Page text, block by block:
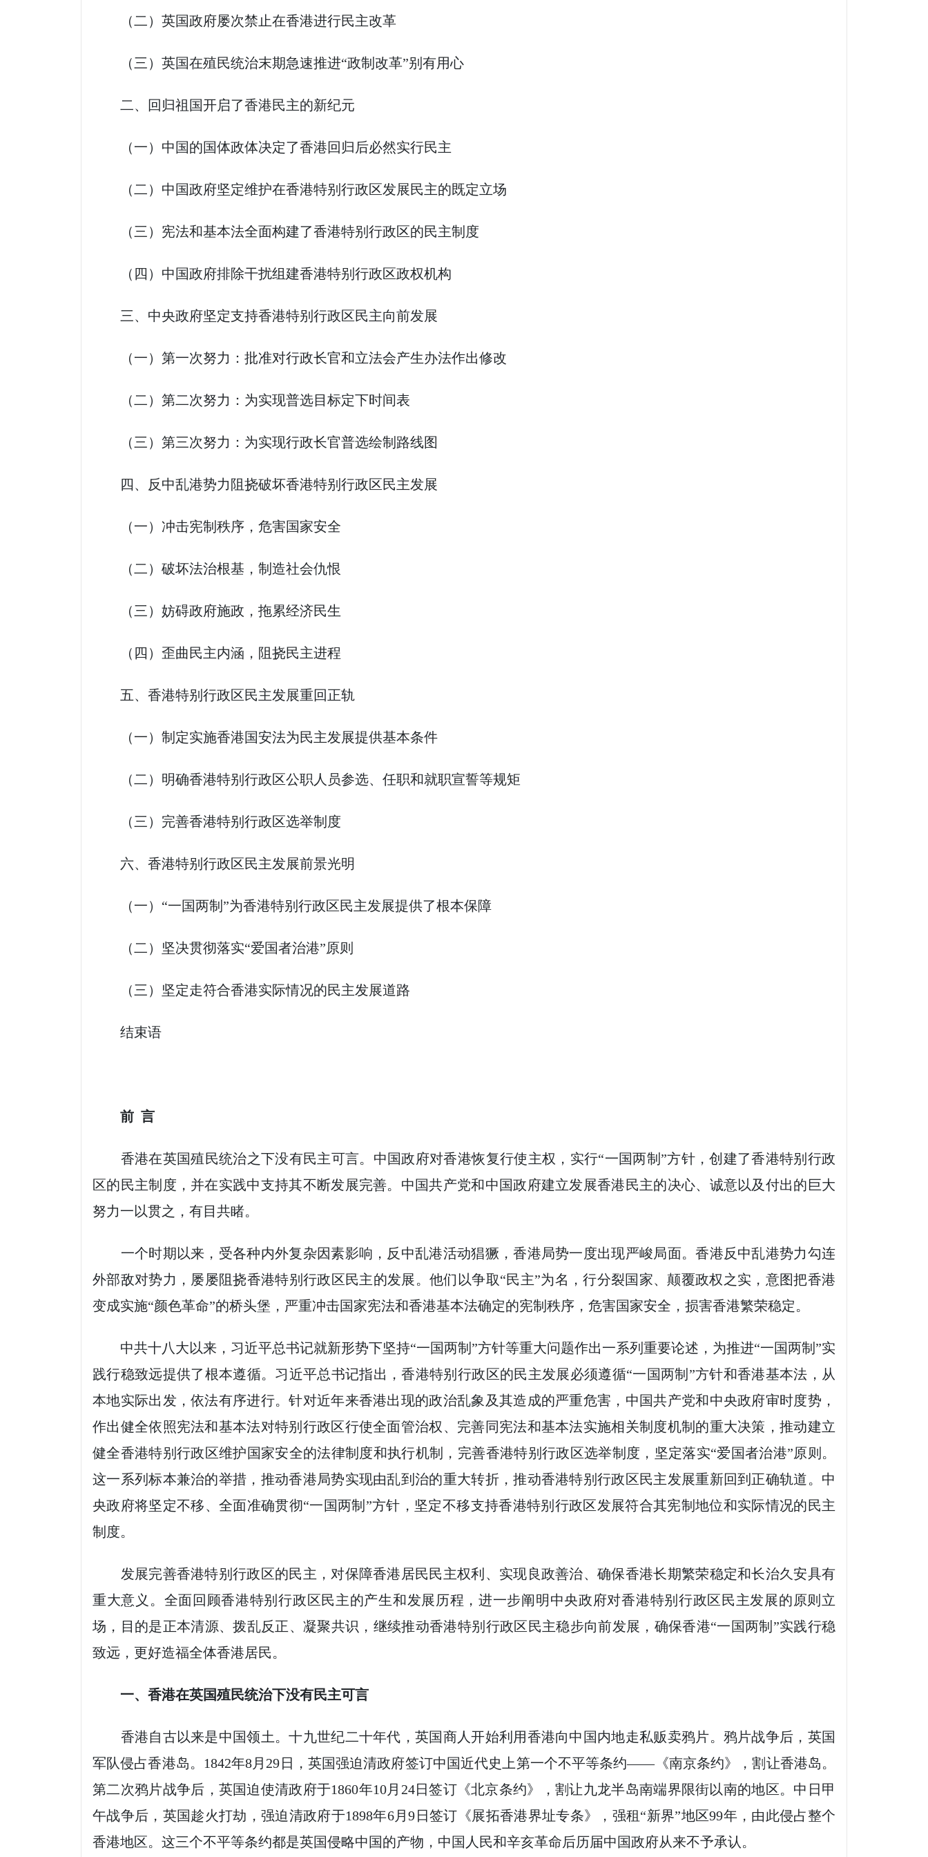
（二）英国政府屡次禁止在香港进行民主改革
（三）英国在殖民统治末期急速推进“政制改革”别有用心
二、回归祖国开启了香港民主的新纪元
（一）中国的国体政体决定了香港回归后必然实行民主
（二）中国政府坚定维护在香港特别行政区发展民主的既定立场
（三）宪法和基本法全面构建了香港特别行政区的民主制度
（四）中国政府排除干扰组建香港特别行政区政权机构
三、中央政府坚定支持香港特别行政区民主向前发展
（一）第一次努力：批准对行政长官和立法会产生办法作出修改
（二）第二次努力：为实现普选目标定下时间表
（三）第三次努力：为实现行政长官普选绘制路线图
四、反中乱港势力阻挠破坏香港特别行政区民主发展
（一）冲击宪制秩序，危害国家安全
（二）破坏法治根基，制造社会仇恨
（三）妨碍政府施政，拖累经济民生
（四）歪曲民主内涵，阻挠民主进程
五、香港特别行政区民主发展重回正轨
（一）制定实施香港国安法为民主发展提供基本条件
（二）明确香港特别行政区公职人员参选、任职和就职宣誓等规矩
（三）完善香港特别行政区选举制度
六、香港特别行政区民主发展前景光明
（一）“一国两制”为香港特别行政区民主发展提供了根本保障
（二）坚决贯彻落实“爱国者治港”原则
（三）坚定走符合香港实际情况的民主发展道路
结束语
前 言
香港在英国殖民统治之下没有民主可言。中国政府对香港恢复行使主权，实行“一国两制”方针，创建了香港特别行政
区的民主制度，并在实践中支持其不断发展完善。中国共产党和中国政府建立发展香港民主的决心、诚意以及付出的巨大
努力一以贯之，有目共睹。
一个时期以来，受各种内外复杂因素影响，反中乱港活动猖獗，香港局势一度出现严峻局面。香港反中乱港势力勾连
外部敌对势力，屡屡阻挠香港特别行政区民主的发展。他们以争取“民主”为名，行分裂国家、颠覆政权之实，意图把香港
变成实施“颜色革命”的桥头堡，严重冲击国家宪法和香港基本法确定的宪制秩序，危害国家安全，损害香港繁荣稳定。
中共十八大以来，习近平总书记就新形势下坚持“一国两制”方针等重大问题作出一系列重要论述，为推进“一国两制”实
践行稳致远提供了根本遵循。习近平总书记指出，香港特别行政区的民主发展必须遵循“一国两制”方针和香港基本法，从
本地实际出发，依法有序进行。针对近年来香港出现的政治乱象及其造成的严重危害，中国共产党和中央政府审时度势，
作出健全依照宪法和基本法对特别行政区行使全面管治权、完善同宪法和基本法实施相关制度机制的重大决策，推动建立
健全香港特别行政区维护国家安全的法律制度和执行机制，完善香港特别行政区选举制度，坚定落实“爱国者治港”原则。
这一系列标本兼治的举措，推动香港局势实现由乱到治的重大转折，推动香港特别行政区民主发展重新回到正确轨道。中
央政府将坚定不移、全面准确贯彻“一国两制”方针，坚定不移支持香港特别行政区发展符合其宪制地位和实际情况的民主
制度。
发展完善香港特别行政区的民主，对保障香港居民民主权利、实现良政善治、确保香港长期繁荣稳定和长治久安具有
重大意义。全面回顾香港特别行政区民主的产生和发展历程，进一步阐明中央政府对香港特别行政区民主发展的原则立
场，目的是正本清源、拨乱反正、凝聚共识，继续推动香港特别行政区民主稳步向前发展，确保香港“一国两制”实践行稳
致远，更好造福全体香港居民。
一、香港在英国殖民统治下没有民主可言
香港自古以来是中国领土。十九世纪二十年代，英国商人开始利用香港向中国内地走私贩卖鸦片。鸦片战争后，英国
军队侵占香港岛。1842年8月29日，英国强迫清政府签订中国近代史上第一个不平等条约——《南京条约》，割让香港岛。
第二次鸦片战争后，英国迫使清政府于1860年10月24日签订《北京条约》，割让九龙半岛南端界限街以南的地区。中日甲
午战争后，英国趁火打劫，强迫清政府于1898年6月9日签订《展拓香港界址专条》，强租“新界”地区99年，由此侵占整个
香港地区。这三个不平等条约都是英国侵略中国的产物，中国人民和辛亥革命后历届中国政府从来不予承认。